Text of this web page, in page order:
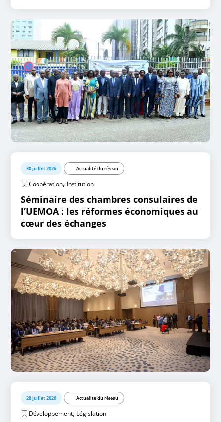
30 juillet 2026 Actualité du réseau
Coopération, Institution
Séminaire des chambres consulaires de
l’UEMOA : les réformes économiques au
cœur des échanges
28 juillet 2026 Actualité du réseau
Développement, Législation